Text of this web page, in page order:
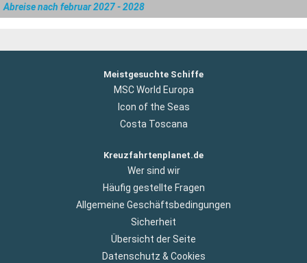
Abreise nach februar 2027 - 2028
Meistgesuchte Schiffe
MSC World Europa
Icon of the Seas
Costa Toscana
Kreuzfahrtenplanet.de
Wer sind wir
Häufig gestellte Fragen
Allgemeine Geschäftsbedingungen
Sicherheit
Übersicht der Seite
Datenschutz & Cookies